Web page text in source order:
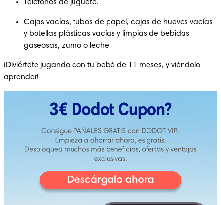
Teléfonos de juguete.
Cajas vacías, tubos de papel, cajas de huevos vacías
y botellas plásticas vacías y limpias de bebidas
gaseosas, zumo o leche.
¡Diviértete jugando con tu bebé de 11 meses, y viéndolo
aprender!